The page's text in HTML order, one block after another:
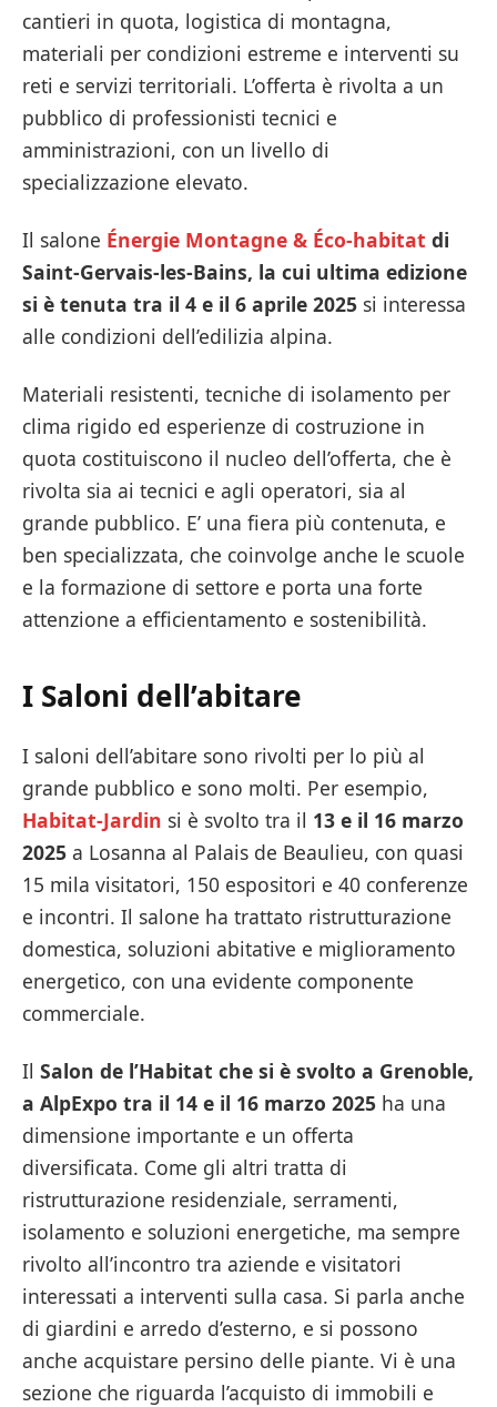
cantieri in quota, logistica di montagna,
materiali per condizioni estreme e interventi su
reti e servizi territoriali. L’offerta è rivolta a un
pubblico di professionisti tecnici e
amministrazioni, con un livello di
specializzazione elevato.
Il salone Énergie Montagne & Éco-habitat di
Saint-Gervais-les-Bains, la cui ultima edizione
si è tenuta tra il 4 e il 6 aprile 2025 si interessa
alle condizioni dell’edilizia alpina.
Materiali resistenti, tecniche di isolamento per
clima rigido ed esperienze di costruzione in
quota costituiscono il nucleo dell’offerta, che è
rivolta sia ai tecnici e agli operatori, sia al
grande pubblico. E’ una fiera più contenuta, e
ben specializzata, che coinvolge anche le scuole
e la formazione di settore e porta una forte
attenzione a efficientamento e sostenibilità.
I Saloni dell’abitare
I saloni dell’abitare sono rivolti per lo più al
grande pubblico e sono molti. Per esempio,
Habitat-Jardin si è svolto tra il 13 e il 16 marzo
2025 a Losanna al Palais de Beaulieu, con quasi
15 mila visitatori, 150 espositori e 40 conferenze
e incontri. Il salone ha trattato ristrutturazione
domestica, soluzioni abitative e miglioramento
energetico, con una evidente componente
commerciale.
Il Salon de l’Habitat che si è svolto a Grenoble,
a AlpExpo tra il 14 e il 16 marzo 2025 ha una
dimensione importante e un offerta
diversificata. Come gli altri tratta di
ristrutturazione residenziale, serramenti,
isolamento e soluzioni energetiche, ma sempre
rivolto all’incontro tra aziende e visitatori
interessati a interventi sulla casa. Si parla anche
di giardini e arredo d’esterno, e si possono
anche acquistare persino delle piante. Vi è una
sezione che riguarda l’acquisto di immobili e